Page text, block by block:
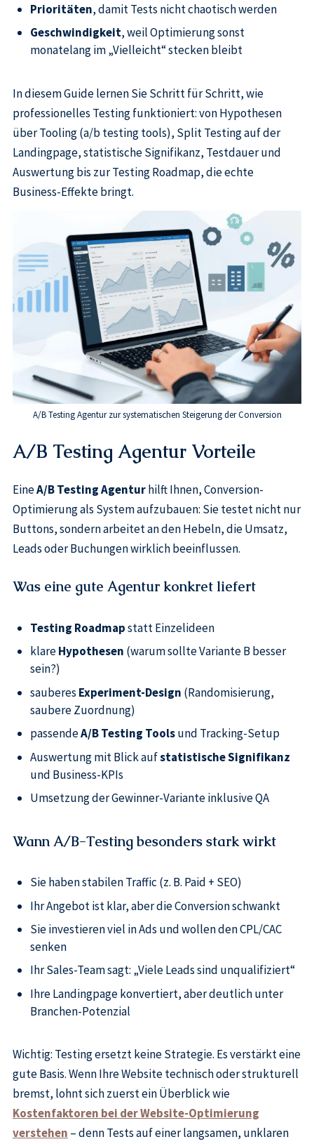
Prioritäten, damit Tests nicht chaotisch werden
Geschwindigkeit, weil Optimierung sonst
monatelang im „Vielleicht“ stecken bleibt
In diesem Guide lernen Sie Schritt für Schritt, wie
professionelles Testing funktioniert: von Hypothesen
über Tooling (a/b testing tools), Split Testing auf der
Landingpage, statistische Signifikanz, Testdauer und
Auswertung bis zur Testing Roadmap, die echte
Business-Effekte bringt.
A/B Testing Agentur zur systematischen Steigerung der Conversion
A/B Testing Agentur Vorteile
EineA/B Testing Agenturhilft Ihnen, Conversion-
Optimierung als System aufzubauen: Sie testet nicht nur
Buttons, sondern arbeitet an den Hebeln, die Umsatz,
Leads oder Buchungen wirklich beeinflussen.
Was eine gute Agentur konkret liefert
Testing Roadmapstatt Einzelideen
klareHypothesen (warum sollte Variante B besser
sein?)
sauberes Experiment-Design (Randomisierung,
saubere Zuordnung)
passendeA/B Testing Toolsund Tracking-Setup
Auswertung mit Blick aufstatistische Signifikanz
und Business-KPIs
Umsetzung der Gewinner-Variante inklusive QA
Wann A/B-Testing besonders stark wirkt
Sie haben stabilen Traffic (z. B. Paid + SEO)
Ihr Angebot ist klar, aber die Conversion schwankt
Sie investieren viel in Ads und wollen den CPL/CAC
senken
Ihr Sales-Team sagt: „Viele Leads sind unqualifiziert“
Ihre Landingpage konvertiert, aber deutlich unter
Branchen-Potenzial
Wichtig: Testing ersetzt keine Strategie. Es verstärkt eine
gute Basis. Wenn Ihre Website technisch oder strukturell
bremst, lohnt sich zuerst ein Überblick wie
Kostenfaktoren bei der Website-Optimierung
verstehen – denn Tests auf einer langsamen, unklaren